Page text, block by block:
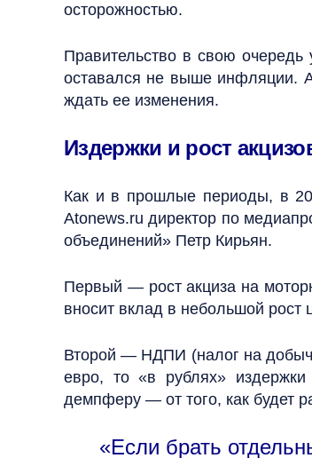
осторожностью.
Правительство в свою очередь
оставался не выше инфляции.
ждать ее изменения.
Издержки и рост
Как и в прошлые периоды, в
Atonews.ru директор по
объединений» Петр Кирьян.
Первый — рост акциза на
вносит вклад в небольшой рост
Второй — НДПИ (налог на
евро, то «в рублях»
демпферу — от того, как будет
«Если брать